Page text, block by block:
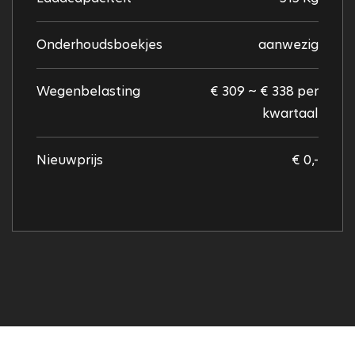
Onderhoudsboekjes aanwezig
Wegenbelasting
€ 309 ~ € 338 per
kwartaal
Nieuwprijs € 0,-